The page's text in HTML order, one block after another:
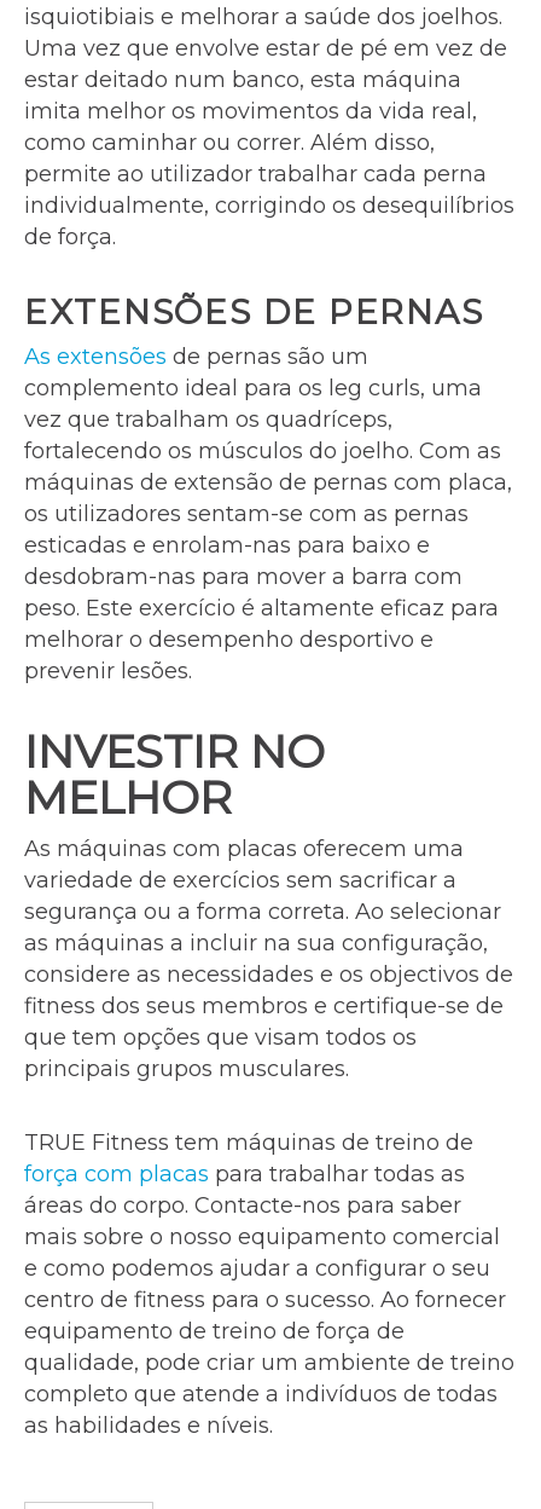
isquiotibiais e melhorar a saúde dos joelhos.
Uma vez que envolve estar de pé em vez de
estar deitado num banco, esta máquina
imita melhor os movimentos da vida real,
como caminhar ou correr. Além disso,
permite ao utilizador trabalhar cada perna
individualmente, corrigindo os desequilíbrios
de força.
EXTENSÕES DE PERNAS
As extensões de pernas são um
complemento ideal para os leg curls, uma
vez que trabalham os quadríceps,
fortalecendo os músculos do joelho. Com as
máquinas de extensão de pernas com placa,
os utilizadores sentam-se com as pernas
esticadas e enrolam-nas para baixo e
desdobram-nas para mover a barra com
peso. Este exercício é altamente eficaz para
melhorar o desempenho desportivo e
prevenir lesões.
INVESTIR NO
MELHOR
As máquinas com placas oferecem uma
variedade de exercícios sem sacrificar a
segurança ou a forma correta. Ao selecionar
as máquinas a incluir na sua configuração,
considere as necessidades e os objectivos de
fitness dos seus membros e certifique-se de
que tem opções que visam todos os
principais grupos musculares.
TRUE Fitness tem máquinas de treino de
força com placas para trabalhar todas as
áreas do corpo. Contacte-nos para saber
mais sobre o nosso equipamento comercial
e como podemos ajudar a configurar o seu
centro de fitness para o sucesso. Ao fornecer
equipamento de treino de força de
qualidade, pode criar um ambiente de treino
completo que atende a indivíduos de todas
as habilidades e níveis.